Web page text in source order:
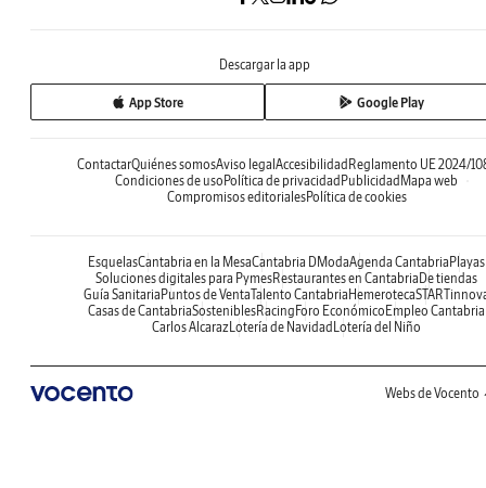
Descargar la app
App Store Google Play
ContactarQuiénes somosAviso legal Accesibilidad Reglamento UE 2024/
Condiciones de uso Política de privacidad Publicidad Mapa web
Compromisos editorialesPolítica de cookies
EsquelasCantabria en la MesaCantabria DModaAgenda Cantabria Playas
Soluciones digitales para PymesRestaurantes en Cantabria De tiendas
Guía Sanitaria Puntos de VentaTalento Cantabria Hemeroteca
Casas de CantabriaSosteniblesRacing Foro Económico Empleo Cantabria
Carlos AlcarazLotería de Navidad Lotería del Niño
Webs de Vocento